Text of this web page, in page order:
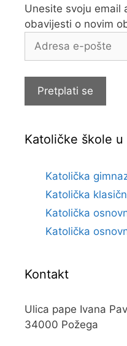
Unesite svoju email
obavijesti o novim
Adresa
Pretplati se
Katoličke škole
Katolička
Katolička
Katolička
Katolička
Kontakt
Ulica pape Ivana
34000 Požega